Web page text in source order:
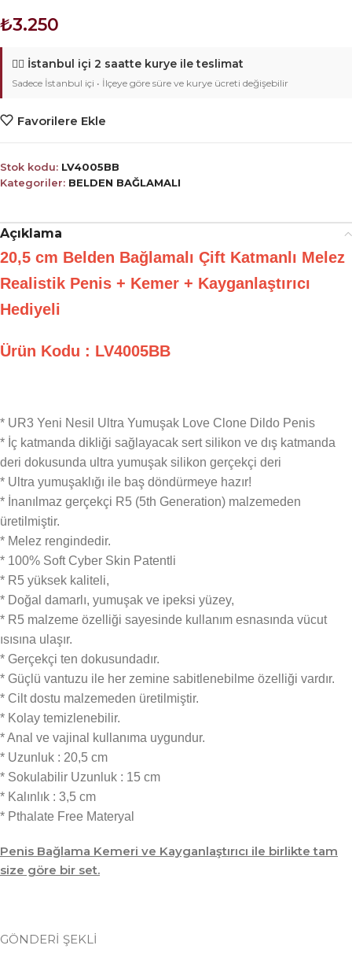
₺3.250
🚴‍♂️ İstanbul içi 2 saatte kurye ile teslimat
Sadece İstanbul içi • İlçeye göre süre ve kurye ücreti değişebilir
Favorilere Ekle
Stok kodu: LV4005BB
Kategoriler: BELDEN BAĞLAMALI
Açıklama
20,5 cm Belden Bağlamalı Çift Katmanlı Melez
Realistik Penis + Kemer + Kayganlaştırıcı
Hediyeli
Ürün Kodu : LV4005BB
* UR3 Yeni Nesil Ultra Yumuşak Love Clone Dildo Penis
* İç katmanda dikliği sağlayacak sert silikon ve dış katmanda
deri dokusunda ultra yumuşak silikon gerçekçi deri
* Ultra yumuşaklığı ile baş döndürmeye hazır!
* İnanılmaz gerçekçi R5 (5th Generation) malzemeden
üretilmiştir.
* Melez rengindedir.
* 100% Soft Cyber Skin Patentli
* R5 yüksek kaliteli,
* Doğal damarlı, yumuşak ve ipeksi yüzey,
* R5 malzeme özelliği sayesinde kullanım esnasında vücut
ısısına ulaşır.
* Gerçekçi ten dokusundadır.
* Güçlü vantuzu ile her zemine sabitlenebilme özelliği vardır.
* Cilt dostu malzemeden üretilmiştir.
* Kolay temizlenebilir.
* Anal ve vajinal kullanıma uygundur.
* Uzunluk : 20,5 cm
* Sokulabilir Uzunluk : 15 cm
* Kalınlık : 3,5 cm
* Pthalate Free Materyal
Penis Bağlama Kemeri ve Kayganlaştırıcı ile birlikte tam
size göre bir set.
GÖNDERİ ŞEKLİ